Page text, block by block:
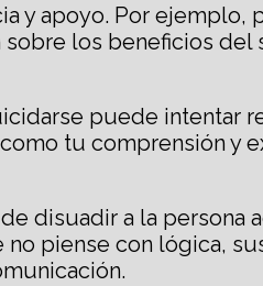
y apoyo. Por
los beneficios del
puede intentar
tu comprensión y
disuadir a la persona
piense con lógica,